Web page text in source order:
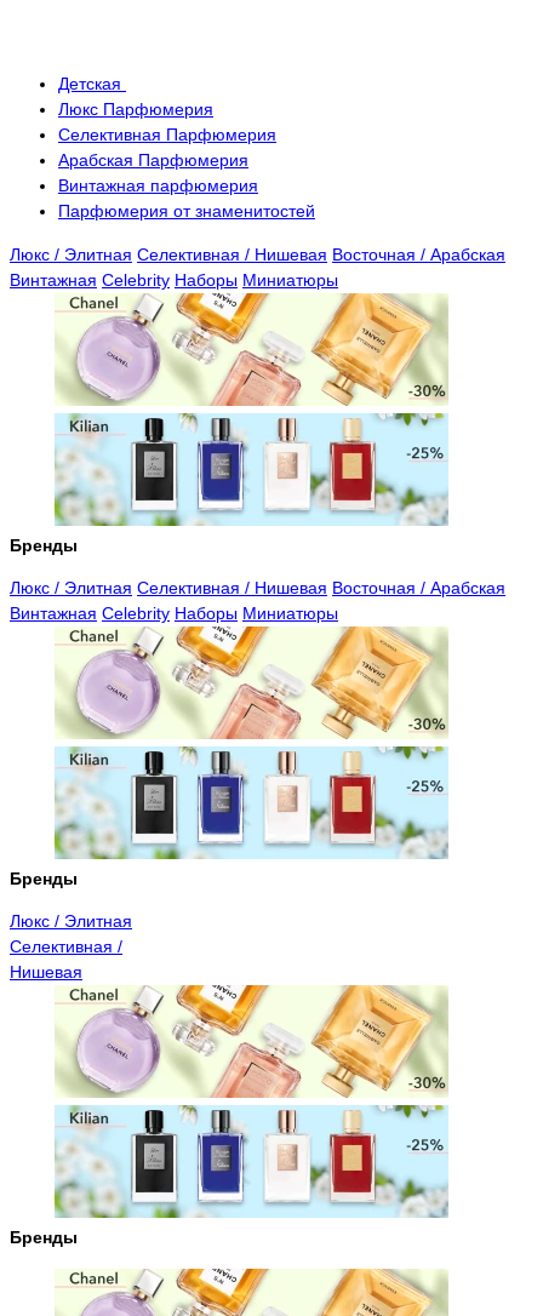
Детская
Люкс Парфюмерия
Селективная Парфюмерия
Арабская Парфюмерия
Винтажная парфюмерия
Парфюмерия от знаменитостей
Люкс / Элитная Селективная / Нишевая Восточная / Арабская
Винтажная Celebrity Наборы Миниатюры
Бренды
Люкс / Элитная Селективная / Нишевая Восточная / Арабская
Винтажная Celebrity Наборы Миниатюры
Бренды
Люкс / Элитная
Селективная /
Нишевая
Бренды